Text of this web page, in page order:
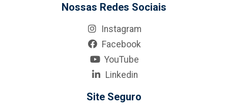
Nossas Redes Sociais
Instagram
Facebook
YouTube
Linkedin
Site Seguro